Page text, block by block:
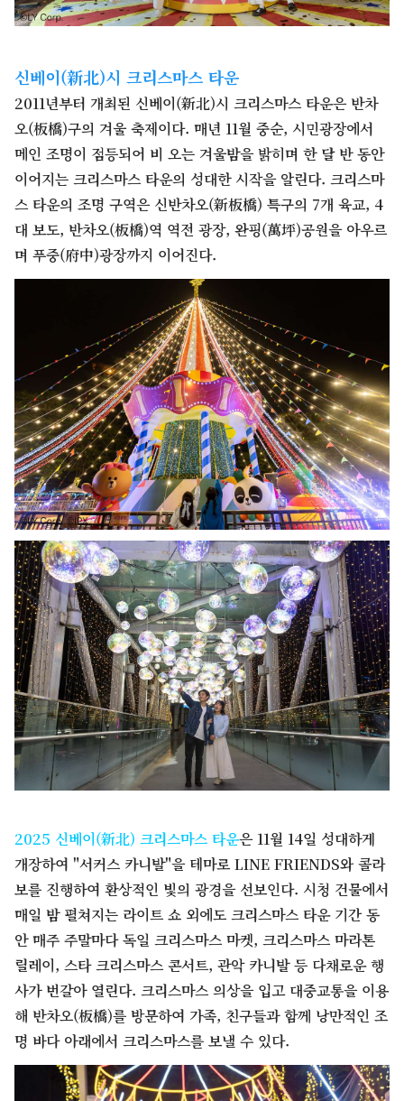
신베이(新北)시 크리스마스 타운
2011년부터 개최된 신베이(新北)시 크리스마스 타운은 반차
오(板橋)구의 겨울 축제이다. 매년 11월 중순, 시민광장에서
메인 조명이 점등되어 비 오는 겨울밤을 밝히며 한 달 반 동안
이어지는 크리스마스 타운의 성대한 시작을 알린다. 크리스마
스 타운의 조명 구역은 신반차오(新板橋) 특구의 7개 육교, 4
대 보도, 반차오(板橋)역 역전 광장, 완핑(萬坪)공원을 아우르
며 푸중(府中)광장까지 이어진다.
2025 신베이(新北) 크리스마스 타운은 11월 14일 성대하게
개장하여 "서커스 카니발"을 테마로 LINE FRIENDS와 콜라
보를 진행하여 환상적인 빛의 광경을 선보인다. 시청 건물에서
매일 밤 펼쳐지는 라이트 쇼 외에도 크리스마스 타운 기간 동
안 매주 주말마다 독일 크리스마스 마켓, 크리스마스 마라톤
릴레이, 스타 크리스마스 콘서트, 관악 카니발 등 다채로운 행
사가 번갈아 열린다. 크리스마스 의상을 입고 대중교통을 이용
해 반차오(板橋)를 방문하여 가족, 친구들과 함께 낭만적인 조
명 바다 아래에서 크리스마스를 보낼 수 있다.